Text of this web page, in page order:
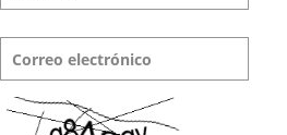
Correo electrónico